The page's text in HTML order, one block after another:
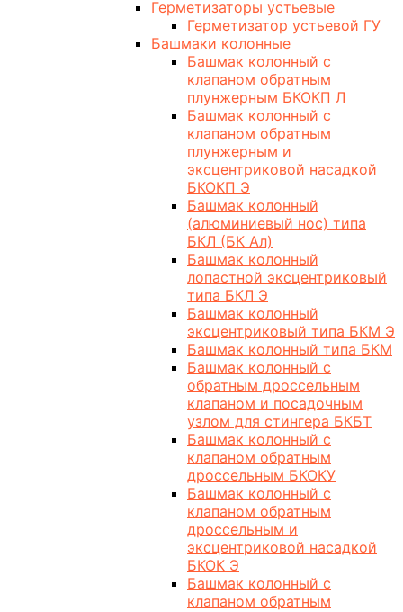
Герметизаторы устьевые
Герметизатор устьевой ГУ
Башмаки колонные
Башмак колонный с
клапаном обратным
плунжерным БКОКП Л
Башмак колонный с
клапаном обратным
плунжерным и
эксцентриковой насадкой
БКОКП Э
Башмак колонный
(алюминиевый нос) типа
БКЛ (БК Ал)
Башмак колонный
лопастной эксцентриковый
типа БКЛ Э
Башмак колонный
эксцентриковый типа БКМ Э
Башмак колонный типа БКМ
Башмак колонный с
обратным дроссельным
клапаном и посадочным
узлом для стингера БКБТ
Башмак колонный с
клапаном обратным
дроссельным БКОКУ
Башмак колонный с
клапаном обратным
дроссельным и
эксцентриковой насадкой
БКОК Э
Башмак колонный с
клапаном обратным